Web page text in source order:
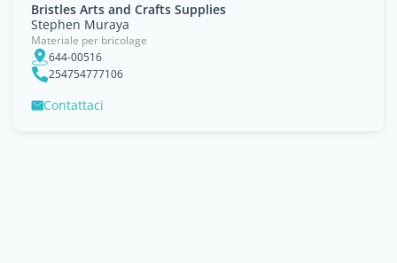
Bristles Arts and Crafts Supplies
Stephen Muraya
Materiale per bricolage
644-00516
254754777106
Contattaci